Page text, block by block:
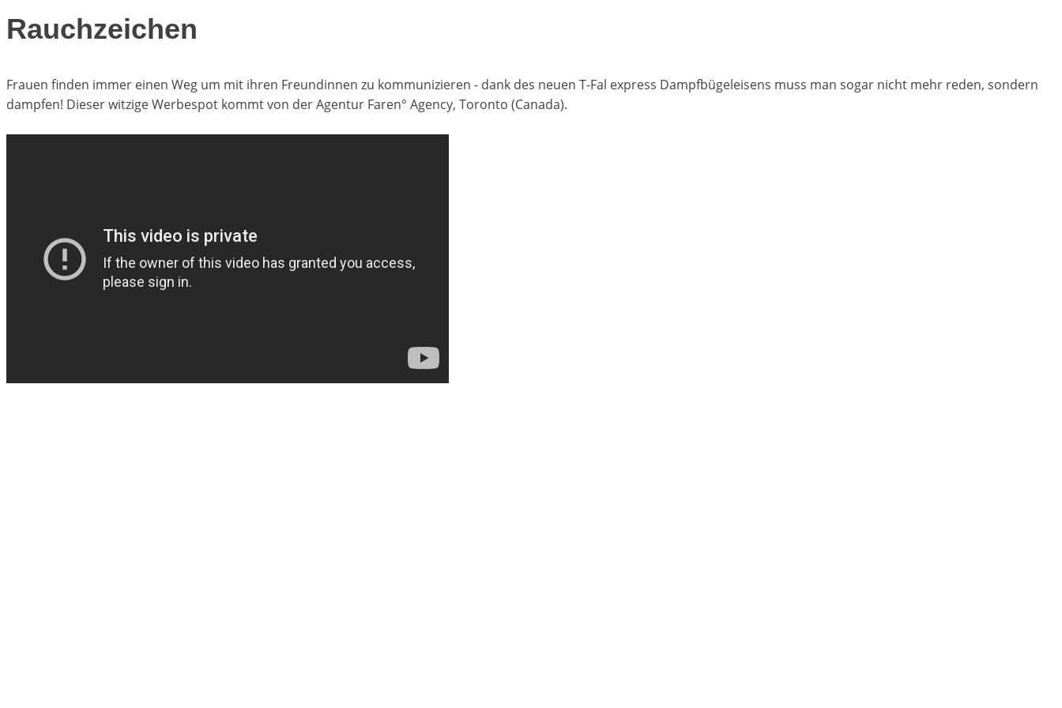
Rauchzeichen
Frauen finden immer einen Weg um mit ihren Freundinnen zu kommunizieren - dank des neuen T-Fal express Dampfbügeleisens muss man sogar nicht mehr reden, sondern
dampfen! Dieser witzige Werbespot kommt von der Agentur Faren° Agency, Toronto (Canada).